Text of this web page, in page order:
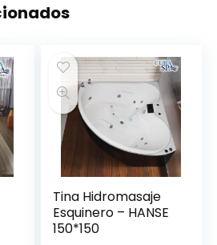
Tina Hidromasaje
Esquinero – HANSE
150*150